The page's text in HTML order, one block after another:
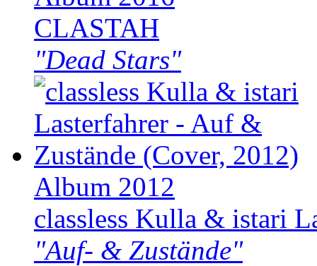
CLASTAH
"Dead Stars"
Album 2012
classless Kulla & istari
"Auf- & Zustände"